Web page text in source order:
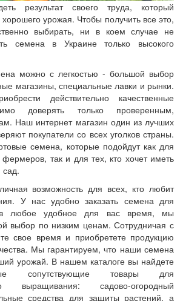
результат своего труда, который
урожая. Чтобы получить все это,
выбирать, ни в коем случае не
семена в Украине только высокого
можно с легкостью - большой выбор
магазины, специальные лавки и рынки.
действительно качественные
доверять только проверенным,
Наш интернет магазин один из лучших
покупатели со всех уголков страны.
семена, которые подойдут как для
так и для тех, кто хочет иметь
возможность для всех, кто любит
У нас удобно заказать семена для
любое удобное для вас время, мы
выбор по низким ценам. Сотрудничая с
свое время и приобретете продукцию
Мы гарантируем, что наши семена
урожай. В нашем каталоге вы найдете
сопутствующие товары для
выращивания: садово-огородный
средства для защиты растений, а